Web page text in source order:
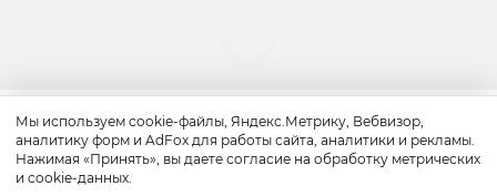
Путешествие
Мы используем cookie-файлы, Яндекс.Метрику, Вебвизор,
аналитику форм и AdFox для работы сайта, аналитики и рекламы.
Нажимая «Принять», вы даете согласие на обработку метрических
и cookie-данных.